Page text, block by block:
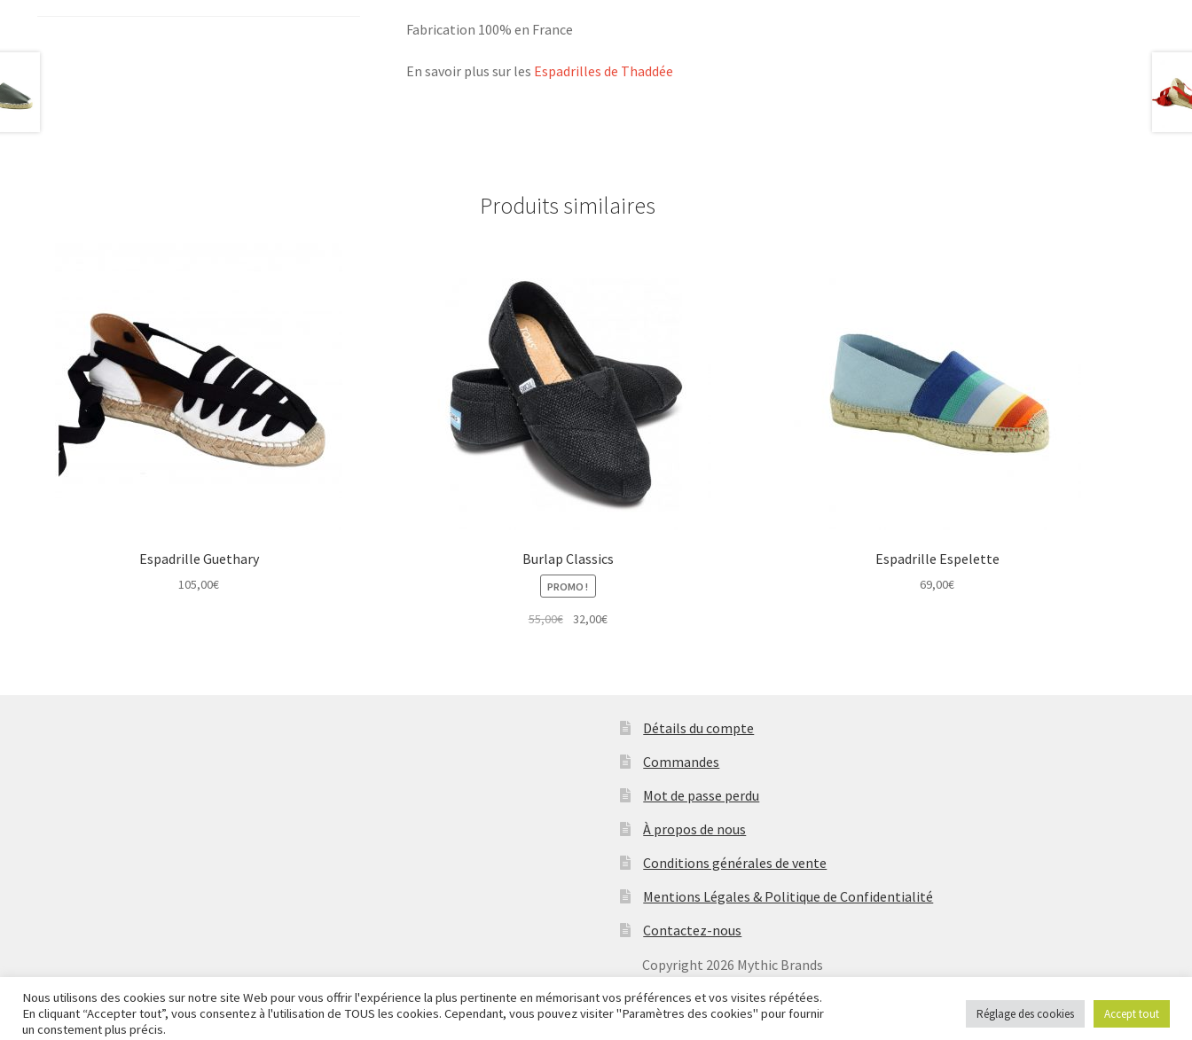
Nous fermons pour congés à partir du 7 aout au soir jusqu'au 14 aout au soir. Ignorer
Fabrication 100% en France
En savoir plus sur les Espadrilles de Thaddée
Produits similaires
Espadrille Guethary
105,00€
Burlap Classics
PROMO !
55,00€
Le32,00€Le
Espadrille Espelette
69,00€
Détails du compte
Commandes
Mot de passe perdu
À propos de nous
Conditions générales de vente
Mentions Légales & Politique de Confidentialité
Contactez-nous
Copyright 2026 Mythic Brands
Nous utilisons des cookies sur notre site Web pour vous offrir l'expérience la plus pertinente en mémorisant vos préférences et vos visites répétées.
En cliquant “Accepter tout”, vous consentez à l'utilisation de TOUS les cookies. Cependant, vous pouvez visiter "Paramètres des cookies" pour fournir
un constement plus précis.
Réglage des cookies Accept tout